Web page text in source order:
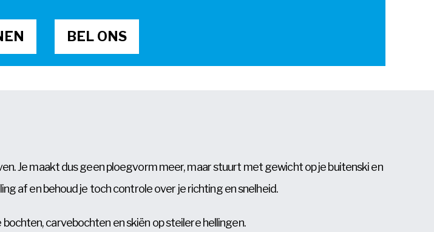
BEL ONS
Je maakt dus geen ploegvorm meer, maar stuurt met gewicht op je buitenski en
af en behoud je toch controle over je richting en snelheid.
carvebochten en skiën op steilere hellingen.